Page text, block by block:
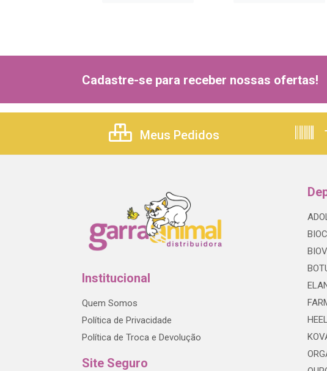
Cadastre-se para receber nossas ofertas!
Meus Pedidos
Institucional
Quem Somos
Política de Privacidade
Política de Troca e Devolução
Site Seguro